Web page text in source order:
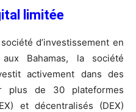
limitée
d’investissement en
Bahamas, la société
activement dans des
plus de 30 plateformes
et décentralisés (DEX)